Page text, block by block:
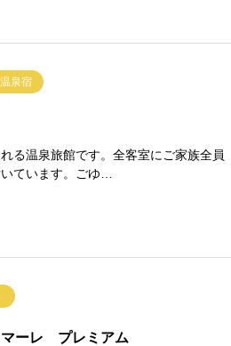
泉宿
る温泉旅館です。全客室にご家族全員
ています。ごゆ…
ーレ プレミアム